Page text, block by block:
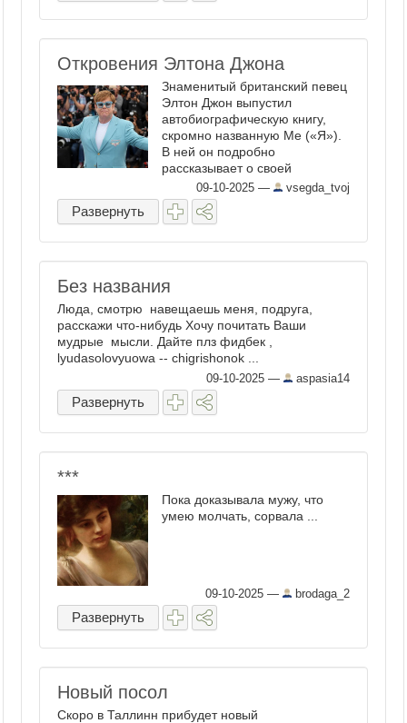
Откровения Элтона Джона
Знаменитый британский певец
Элтон Джон выпустил
автобиографическую книгу,
скромно названную Me («Я»).
В ней он подробно
рассказывает о своей
удивительной жизни, в которой
нашлось место не только
творчеству и успеху, но и
алкоголизмом и ...
09-10-2025 — vsegda_tvoj
Развернуть
Без названия
Люда, смотрю навещаешь меня, подруга,
расскажи что-нибудь Хочу почитать Ваши
мудрые мысли. Дайте плз фидбек ,
lyudasolovyuowa -- chigrishonok ...
09-10-2025 — aspasia14
Развернуть
​***
Пока доказывала мужу, что
умею молчать, сорвала ...
09-10-2025 — brodaga_2
Развернуть
Новый посол
Скоро в Таллинн прибудет новый